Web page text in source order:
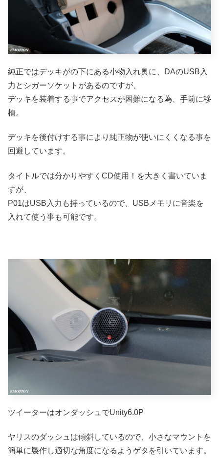
純正ではデッキがの下にある小物入れ奥に、DAのUSB入
力とシガーソケットがあるのですが、
デッキを装着する事でアクセスが困難になる為、手前に移
植。
デッキを後付けする事により純正物が使いにくくなる事を
回避しています。
タイトルでは分かりやすくCD使用！を大きく書いていま
すが、
P01はUSB入力も持っているので、USBメモリに音楽を
入れて使う事も可能です。
ツイーターはオンダッシュでUnity6.0P
ヤリスのダッシュは傾斜しているので、小さなマウントを
簡単に製作し適切な角度になるようゲタを引いています。